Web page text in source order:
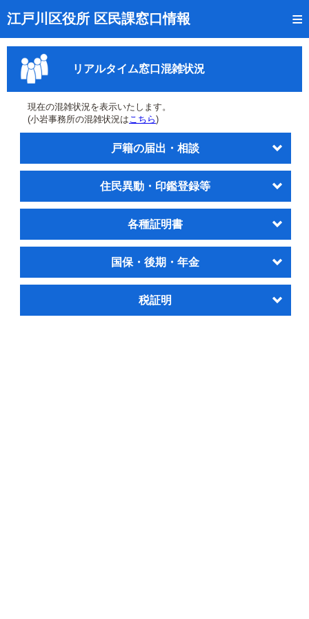
江戸川区役所 区民課窓口情報
トップページ
受付番号の呼出状況確認
証明書の交付状況確認
呼出状況のメール通知登録
事前予約の確認・取消
本サイトのご利用案内
リアルタイム窓口混雑状況
現在の混雑状況を表示いたします。
(小岩事務所の混雑状況はこちら)
戸籍の届出・相談
住民異動・印鑑登録等
各種証明書
国保・後期・年金
税証明